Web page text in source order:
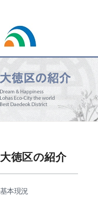
大徳区の紹介
基本現況